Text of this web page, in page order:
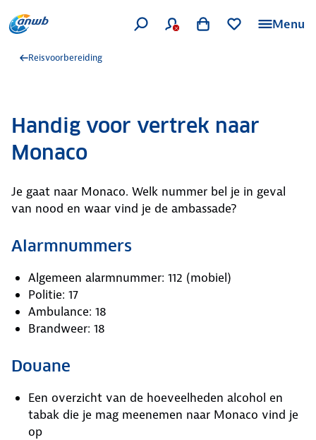
Menu
Reisvoorbereiding
Handig voor vertrek naar
Monaco
Je gaat naar Monaco. Welk nummer bel je in geval
van nood en waar vind je de ambassade?
Alarmnummers
Algemeen alarmnummer: 112 (mobiel)
Politie: 17
Ambulance: 18
Brandweer: 18
Douane
Een overzicht van de hoeveelheden alcohol en
tabak die je mag meenemen naar Monaco vind je
op